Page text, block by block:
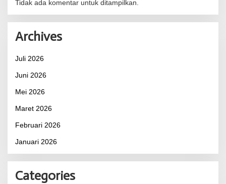
Tidak ada komentar untuk ditampilkan.
Archives
Juli 2026
Juni 2026
Mei 2026
Maret 2026
Februari 2026
Januari 2026
Categories